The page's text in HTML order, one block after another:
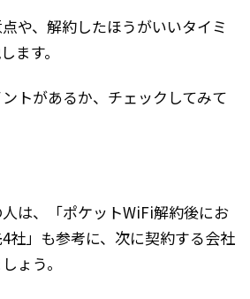
や、解約したほうがいいタイミ
ます。
トがあるか、チェックしてみて
は、「ポケットWiFi解約後にお
社」も参考に、次に契約する会社
ょう。